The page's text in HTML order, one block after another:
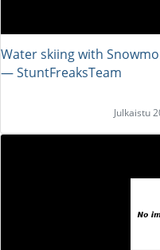
Water skiing with
― StuntFreaksTeam
Julkaistu